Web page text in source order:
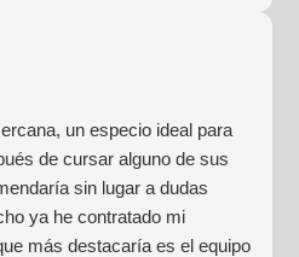
experiencia!
un especio ideal para
de cursar alguno de sus
sin lugar a dudas
ya he contratado mi
más destacaría es el equipo